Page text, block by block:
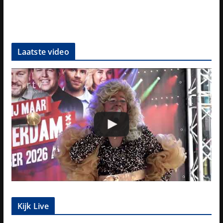
Laatste video
Kijk Live